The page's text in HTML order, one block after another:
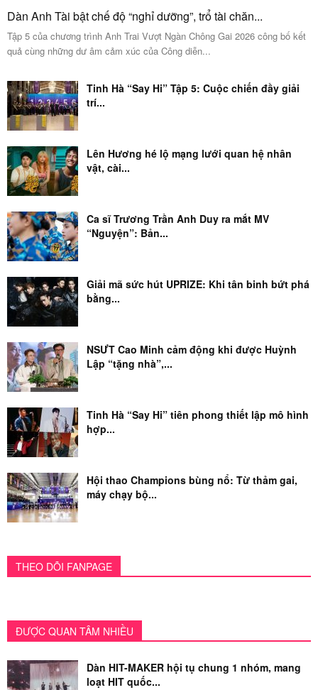
Dàn Anh Tài bật chế độ “nghỉ dưỡng”, trổ tài chăn...
Tập 5 của chương trình Anh Trai Vượt Ngàn Chông Gai 2026 công bố kết
quả cùng những dư âm cảm xúc của Công diễn...
Tinh Hà “Say Hi” Tập 5: Cuộc chiến đầy giải
trí...
Lên Hương hé lộ mạng lưới quan hệ nhân
vật, cài...
Ca sĩ Trương Trần Anh Duy ra mắt MV
“Nguyện”: Bản...
Giải mã sức hút UPRIZE: Khi tân binh bứt phá
bằng...
NSƯT Cao Minh cảm động khi được Huỳnh
Lập “tặng nhà”,...
Tinh Hà “Say Hi” tiên phong thiết lập mô hình
hợp...
Hội thao Champions bùng nổ: Từ thảm gai,
máy chạy bộ...
THEO DÕI FANPAGE
ĐƯỢC QUAN TÂM NHIỀU
Dàn HIT-MAKER hội tụ chung 1 nhóm, mang
loạt HIT quốc...